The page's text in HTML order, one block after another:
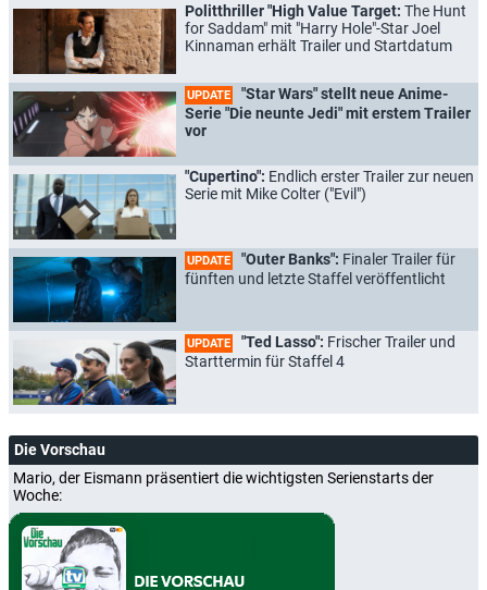
Politthriller "High Value Target: The Hunt
for Saddam" mit "Harry Hole"-Star Joel
Kinnaman erhält Trailer und Startdatum
UPDATE
"Star Wars" stellt neue Anime-
Serie "Die neunte Jedi" mit erstem Trailer
vor
"Cupertino": Endlich erster Trailer zur neuen
Serie mit Mike Colter ("Evil")
UPDATE "Outer Banks": Finaler Trailer für
fünften und letzte Staffel veröffentlicht
UPDATE "Ted Lasso": Frischer Trailer und
Starttermin für Staffel 4
Die Vorschau
Mario, der Eismann präsentiert die wichtigsten Serienstarts der
Woche: